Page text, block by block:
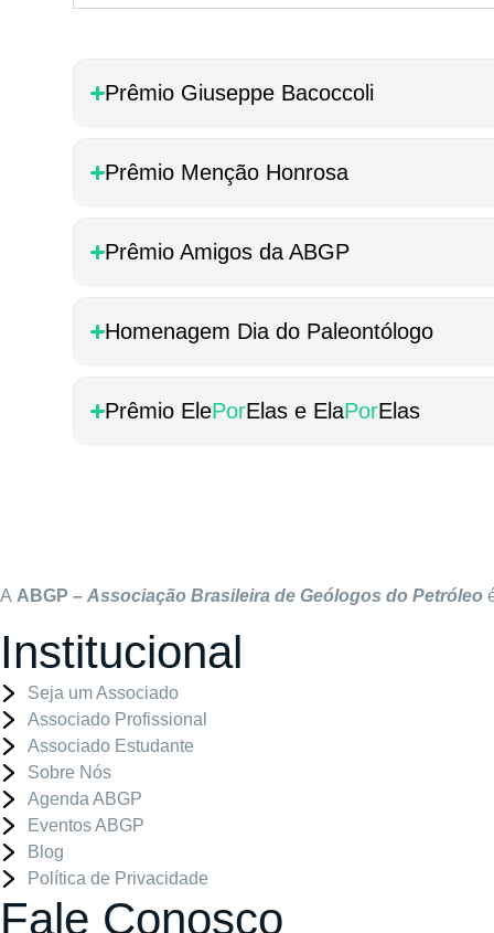
Prêmio Giuseppe Bacoccoli
Prêmio Menção Honrosa
Prêmio Amigos da ABGP
Homenagem Dia do Paleontólogo
Prêmio ElePorElas e ElaPorElas
A ABGP – Associação Brasileira de Geólogos do Petróleo
Institucional
Seja um Associado
Associado Profissional
Associado Estudante
Sobre Nós
Agenda ABGP
Eventos ABGP
Blog
Política de Privacidade
Fale Conosco